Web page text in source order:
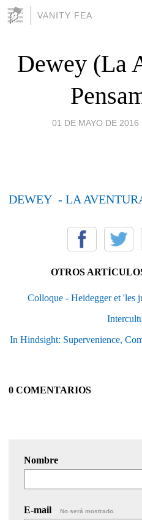
VANITY FEA
Dewey (La
01 DE MAYO DE 2016
DEWEY - LA
OTROS
Colloque - Heidegger et 'les
In Hindsight: Supervenience,
0 COMENTARIOS
Nombre
E-mail No será mostrado.